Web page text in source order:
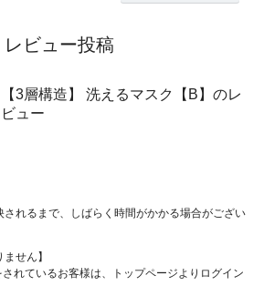
レビュー投稿
【3層構造】 洗えるマスク【B】のレ
ビュー
れるまで、しばらく時間がかかる場合がござい
せん】
れているお客様は、トップページよりログイン